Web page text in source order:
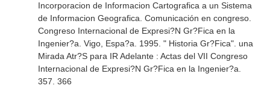
Incorporacion de Informacion Cartografica a un Sistema
de Informacion Geografica. Comunicación en congreso.
Congreso Internacional de Expresi?N Gr?Fica en la
Ingenier?a. Vigo, Espa?a. 1995. " Historia Gr?Fica". una
Mirada Atr?S para IR Adelante : Actas del VII Congreso
Internacional de Expresi?N Gr?Fica en la Ingenier?a.
357. 366